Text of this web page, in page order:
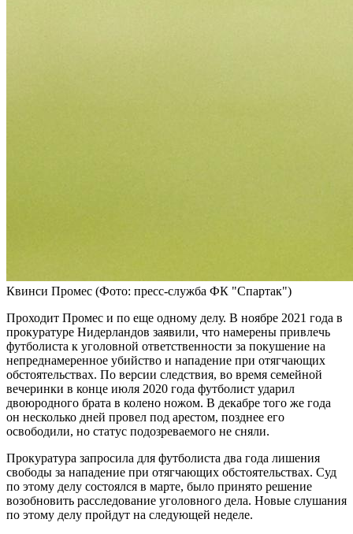
Квинси Промес (Фото: пресс-служба ФК "Спартак")
Проходит Промес и по еще одному делу. В ноябре 2021 года в
прокуратуре Нидерландов заявили, что намерены привлечь
футболиста к уголовной ответственности за покушение на
непреднамеренное убийство и нападение при отягчающих
обстоятельствах. По версии следствия, во время семейной
вечеринки в конце июля 2020 года футболист ударил
двоюродного брата в колено ножом. В декабре того же года
он несколько дней провел под арестом, позднее его
освободили, но статус подозреваемого не сняли.
Прокуратура запросила для футболиста два года лишения
свободы за нападение при отягчающих обстоятельствах. Суд
по этому делу состоялся в марте, было принято решение
возобновить расследование уголовного дела. Новые слушания
по этому делу пройдут на следующей неделе.